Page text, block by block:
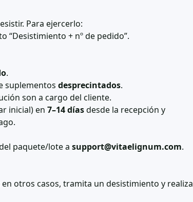
Para ejercerlo:
“Desistimiento + nº de pedido”.
.
suplementos desprecintados.
son a cargo del cliente.
inicial) en 7–14 díasdesde la recepción y
paquete/lote a support@vitaelignum.com.
otros casos, tramita un desistimiento y realiza